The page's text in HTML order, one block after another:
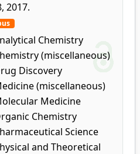
2017.
Chemistry
(miscellaneous)
Discovery
(miscellaneous)
Medicine
Chemistry
Science
and Theoretical